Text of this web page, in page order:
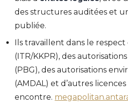
des structures auditées et
publiée.
Ils travaillent dans le
(ITR/KKPR), des
(PBG), des autorisations
(AMDAL) et d’autres
encontre.